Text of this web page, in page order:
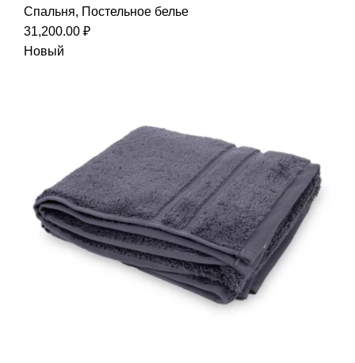
Спальня, Постельное белье
31,200.00 ₽
Новый